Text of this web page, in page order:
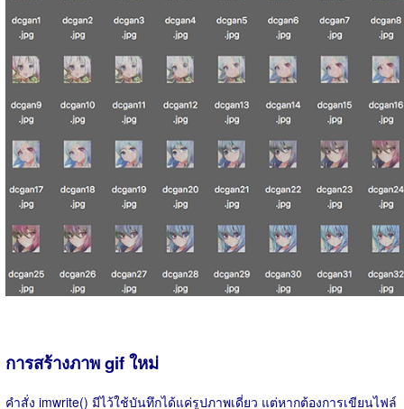
การสร้างภาพ gif ใหม่
คำสั่ง imwrite() มีไว้ใช้บันทึกได้แค่รูปภาพเดี่ยว แต่หากต้องการเขียนไฟล์